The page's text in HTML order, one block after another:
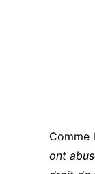
Comme
ont